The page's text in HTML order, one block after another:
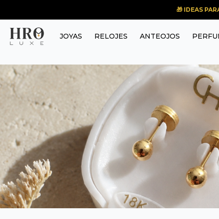
🎁 IDEAS
JOYAS RELOJES ANTEOJOS